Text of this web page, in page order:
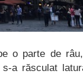
o parte de
a răsculat